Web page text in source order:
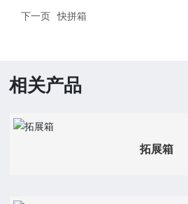
下一页 快拼箱
相关产品
拓展箱